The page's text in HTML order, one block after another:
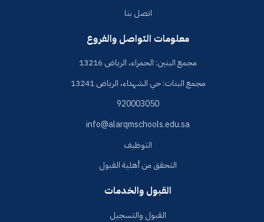
اتصل بنا
معلومات التواصل والفروع
مجمع البنين: الحمراء، الرياض 13216
مجمع البنات: حي الشهداء، الرياض 13241
920003050
info@alarqmschools.edu.sa
التوظيف
التحقق من أهلية القبول
القبول والخدمات
القبول والتسجيل